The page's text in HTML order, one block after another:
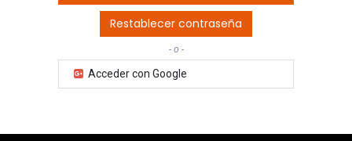
Restablecer contraseña
- o -
Acceder con Google